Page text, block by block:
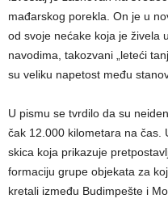
mađarskog porekla. On je u
od svoje nećake koja je živela
navodima, takozvani „leteći
su veliku napetost među
U pismu se tvrdilo da su
čak 12.000 kilometara na čas.
skica koja prikazuje
formaciju grupe objekata za
kretali između Budimpešte i